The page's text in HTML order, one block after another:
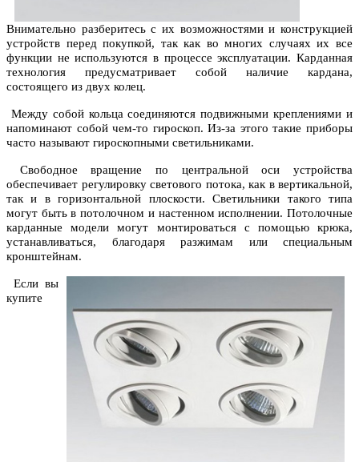
Внимательно разберитесь с их возможностями и конструкцией
устройств перед покупкой, так как во многих случаях их все
функции не используются в процессе эксплуатации. Карданная
технология предусматривает собой наличие кардана,
состоящего из двух колец.
Между собой кольца соединяются подвижными креплениями и
напоминают собой чем-то гироскоп. Из-за этого такие приборы
часто называют гироскопными светильниками.
Свободное вращение по центральной оси устройства
обеспечивает регулировку светового потока, как в вертикальной,
так и в горизонтальной плоскости. Светильники такого типа
могут быть в потолочном и настенном исполнении. Потолочные
карданные модели могут монтироваться с помощью крюка,
устанавливаться, благодаря разжимам или специальным
кронштейнам.
Если вы
купите